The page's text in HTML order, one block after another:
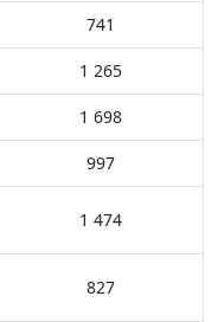
741
1 265
1 698
997
1 474
827